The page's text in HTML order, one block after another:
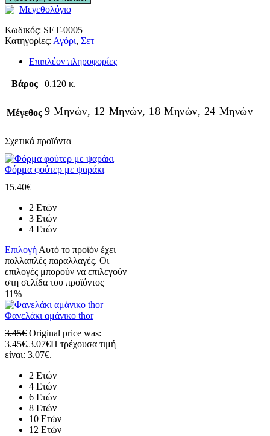
Μεγεθολόγιο
Κωδικός: SET-0005
Κατηγορίες: Αγόρι, Σετ
Επιπλέον πληροφορίες
Βάρος 0.120 κ.
Μέγεθος 9 Μηνών, 12 Μηνών, 18 Μηνών, 24 Μηνών
Σχετικά προϊόντα
Φόρμα φούτερ με ψαράκι
15.40€
2 Ετών
3 Ετών
4 Ετών
Επιλογή Αυτό το προϊόν έχει
πολλαπλές παραλλαγές. Οι
επιλογές μπορούν να επιλεγούν
στη σελίδα του προϊόντος
11%
Φανελάκι αμάνικο thor
3.45€ Original price was:
3.45€.3.07€Η τρέχουσα τιμή
είναι: 3.07€.
2 Ετών
4 Ετών
6 Ετών
8 Ετών
10 Ετών
12 Ετών